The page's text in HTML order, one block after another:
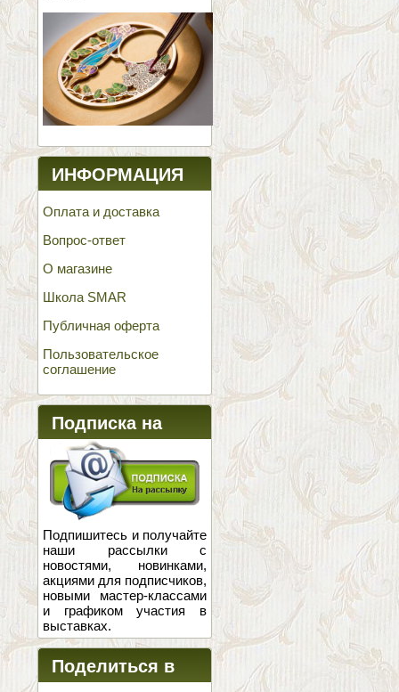
ИНФОРМАЦИЯ
Оплата и доставка
Вопрос-ответ
О магазине
Школа SMAR
Публичная оферта
Пользовательское
соглашение
Подписка на
новости
Подпишитесь и получайте
наши рассылки с
новостями, новинками,
акциями для подписчиков,
новыми мастер-классами
и графиком участия в
выставках.
Поделиться в